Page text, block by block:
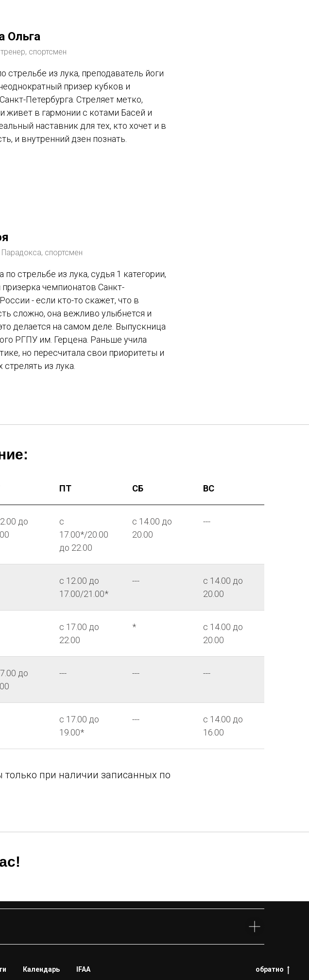
Ольга
спортсмен
стрельбе из лука, преподаватель йоги
призер кубков и
Петербурга. Стреляет метко,
живет в гармонии с котами Басей и
наставник для тех, кто хочет и в
и внутренний дзен познать.
спортсмен
по стрельбе из лука, судья 1 категории,
призерка чемпионатов Санкт-
- если кто-то скажет, что в
сложно, она вежливо улыбнется и
делается на самом деле. Выпускница
РГПУ им. Герцена. Раньше учила
но пересчитала свои приоритеты и
стрелять из лука.
ПТ СБ ВС
до
с
17.00*/20.00
до 22.00
с 14.00 до
20.00
---
с 12.00 до
17.00/21.00*
---
с 14.00 до
20.00
с 17.00 до
22.00
*
с 14.00 до
20.00
до
--- --- ---
с 17.00 до
19.00*
---
с 14.00 до
16.00
только при наличии записанных по
Календарь IFAA обратно